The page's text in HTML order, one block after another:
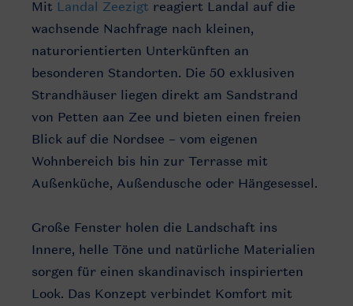
Mit Landal Zeezigt reagiert Landal auf die
wachsende Nachfrage nach kleinen,
naturorientierten Unterkünften an
besonderen Standorten. Die 50 exklusiven
Strandhäuser liegen direkt am Sandstrand
von Petten aan Zee und bieten einen freien
Blick auf die Nordsee – vom eigenen
Wohnbereich bis hin zur Terrasse mit
Außenküche, Außendusche oder Hängesessel.
Große Fenster holen die Landschaft ins
Innere, helle Töne und natürliche Materialien
sorgen für einen skandinavisch inspirierten
Look. Das Konzept verbindet Komfort mit